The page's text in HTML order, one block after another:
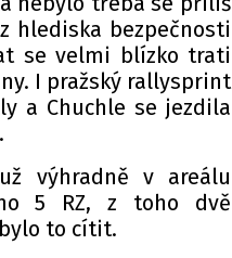
hlediska bezpečnosti
se velmi blízko trati
I pražský rallysprint
a Chuchle se jezdila
výhradně v areálu
5 RZ, z toho dvě
to cítit.